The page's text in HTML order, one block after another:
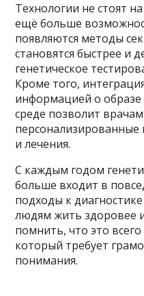
Технологии не стоят
ещё больше
появляются методы
становятся быстрее и
генетическое
Кроме того,
информацией о
среде позволит
и лечения.
С каждым годом
больше входит в
подходы к
людям жить здоровее
помнить, что это
который требует
понимания.